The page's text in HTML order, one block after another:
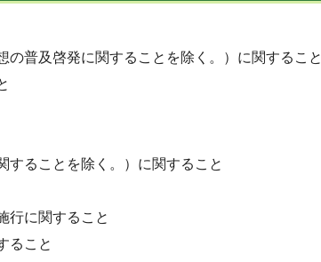
普及啓発に関することを除く。）に関すること
することを除く。）に関すること
行に関すること
ること